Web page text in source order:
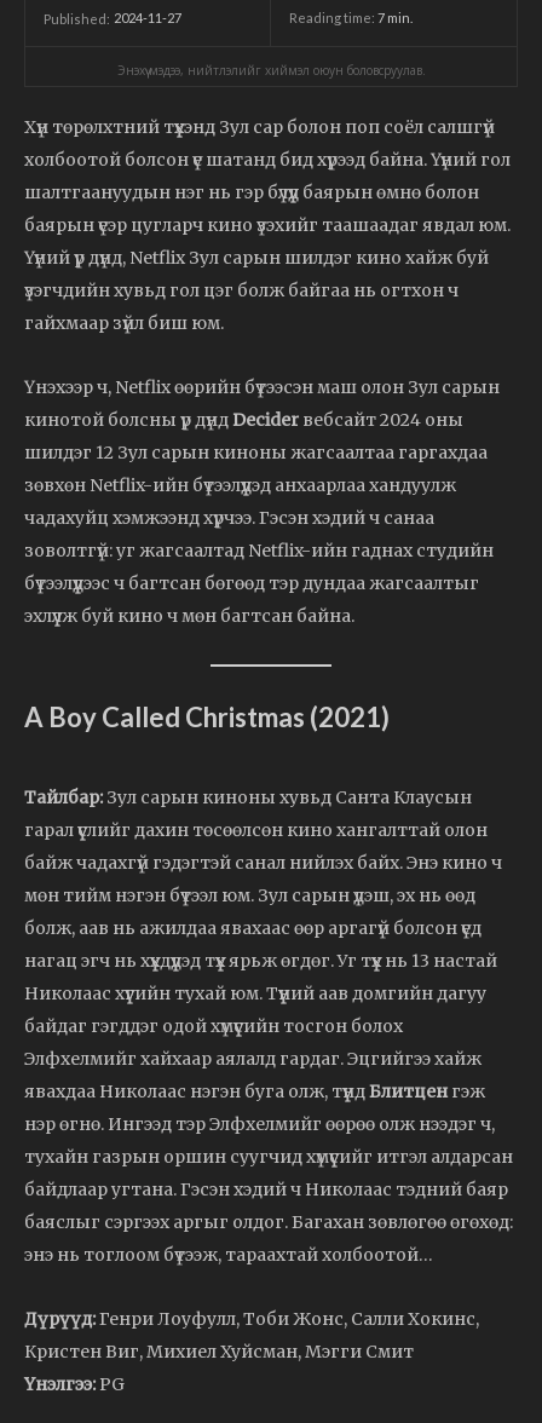
Published: 2024-11-27 Reading time: 7 min.
Энэхүү мэдээ, нийтлэлийг хиймэл оюун боловсруулав.
Хүн төрөлхтний түүхэнд Зул сар болон поп соёл салшгүй
холбоотой болсон үе шатанд бид хүрээд байна. Үүний гол
шалтгаануудын нэг нь гэр бүлүүд баярын өмнө болон
баярын үеэр цугларч кино үзэхийг таашаадаг явдал юм.
Үүний үр дүнд, Netflix Зул сарын шилдэг кино хайж буй
үзэгчдийн хувьд гол цэг болж байгаа нь огтхон ч
гайхмаар зүйл биш юм.
Үнэхээр ч, Netflix өөрийн бүтээсэн маш олон Зул сарын
кинотой болсны үр дүндDecider вебсайт 2024 оны
шилдэг 12 Зул сарын киноны жагсаалтаа гаргахдаа
зөвхөн Netflix-ийн бүтээлүүдэд анхаарлаа хандуулж
чадахуйц хэмжээнд хүрчээ. Гэсэн хэдий ч санаа
зоволтгүй: уг жагсаалтад Netflix-ийн гаднах студийн
бүтээлүүдээс ч багтсан бөгөөд тэр дундаа жагсаалтыг
эхлүүлж буй кино ч мөн багтсан байна.
A Boy Called Christmas (2021)
Тайлбар: Зул сарын киноны хувьд Санта Клаусын
гарал үүслийг дахин төсөөлсөн кино хангалттай олон
байж чадахгүй гэдэгтэй санал нийлэх байх. Энэ кино ч
мөн тийм нэгэн бүтээл юм. Зул сарын үдэш, эх нь өөд
болж, аав нь ажилдаа явахаас өөр аргагүй болсон үед
нагац эгч нь хүүхдүүдэд түүх ярьж өгдөг. Уг түүх нь 13 настай
Николаас хүүгийн тухай юм. Түүний аав домгийн дагуу
байдаг гэгддэг одой хүмүүсийн тосгон болох
Элфхелмийг хайхаар аялалд гардаг. Эцгийгээ хайж
явахдаа Николаас нэгэн буга олж, түүндБлитценгэж
нэр өгнө. Ингээд тэр Элфхелмийг өөрөө олж нээдэг ч,
тухайн газрын оршин суугчид хүмүүсийг итгэл алдарсан
байдлаар угтана. Гэсэн хэдий ч Николаас тэдний баяр
баяслыг сэргээх аргыг олдог. Багахан зөвлөгөө өгөхөд:
энэ нь тоглоом бүтээж, тараахтай холбоотой…
Дүрүүд:Генри Лоуфулл, Тоби Жонс, Салли Хокинс,
Кристен Виг, Михиел Хуйсман, Мэгги Смит
Үнэлгээ: PG